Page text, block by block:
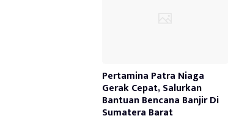
Pertamina Patra Niaga
Gerak Cepat, Salurkan
Bantuan Bencana Banjir Di
Sumatera Barat